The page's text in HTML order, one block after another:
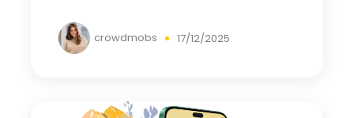
crowdmobs 17/12/2025